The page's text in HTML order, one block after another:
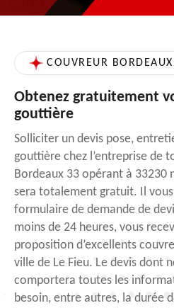
COUVREUR
Obtenez gratuitement
gouttière
Solliciter un devis pose,
gouttière chez l’entreprise de
Bordeaux 33 opérant à 33230
sera totalement gratuit. Il
formulaire de demande de
moins de 24 heures, vous
proposition d’excellents
ville de Le Fieu. Le devis dont
comportera toutes les
besoin, entre autres, la durée